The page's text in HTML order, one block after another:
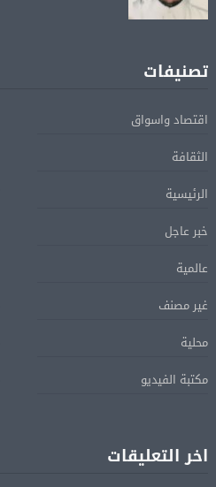
تصنيفات
اقتصاد واسواق
الثقافة
الرئيسية
خبر عاجل
عالمية
غير مصنف
محلية
مكتبة الفيديو
اخر التعليقات